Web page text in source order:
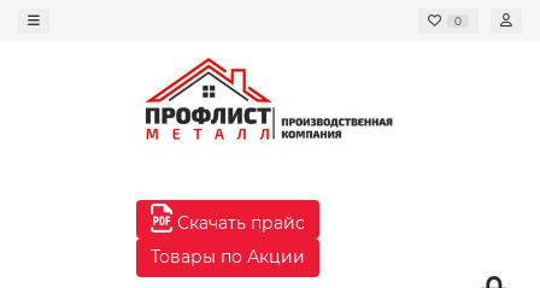
0
Скачать прайс
Товары по Акции